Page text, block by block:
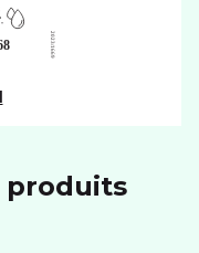
produits